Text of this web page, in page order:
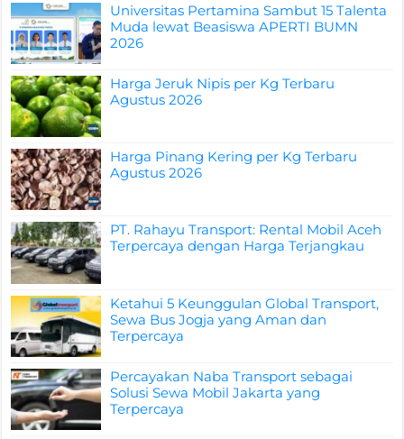
Universitas Pertamina Sambut 15 Talenta
Muda lewat Beasiswa APERTI BUMN
2026
Harga Jeruk Nipis per Kg Terbaru
Agustus 2026
Harga Pinang Kering per Kg Terbaru
Agustus 2026
PT. Rahayu Transport: Rental Mobil Aceh
Terpercaya dengan Harga Terjangkau
Ketahui 5 Keunggulan Global Transport,
Sewa Bus Jogja yang Aman dan
Terpercaya
Percayakan Naba Transport sebagai
Solusi Sewa Mobil Jakarta yang
Terpercaya